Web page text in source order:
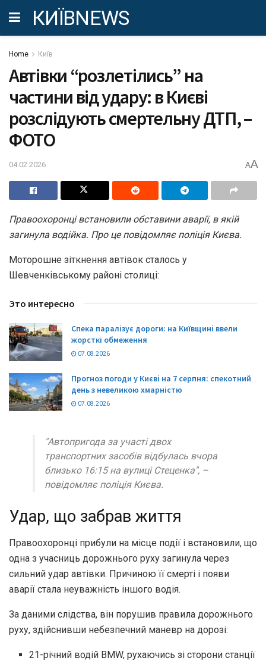
КИЇВNEWS
Home Київ
Автівки “розлетілись” на
частини від удару: в Києві
розслідують смертельну ДТП, –
ФОТО
04.02.2026 AA
Правоохоронці встановили обставини аварії, в якій
загинула водійка. Про це повідомляє поліція Києва.
Моторошне зіткнення автівок сталось у
Шевченківському районі столиці:
Это интересно
Спека паралізує дороги: на Київщині ввели
жорсткі обмеження
07.08.2026
Прогноз погоди у Києві на 7 серпня: спекотний
день з невеликою хмарністю
07.08.2026
"Автопригода за участі двох
транспортних засобів відбулась вчора
близько 16:15 на вулиці Стеценка", –
повідомляє поліція Києва.
Удар, що забрав життя
Правоохоронці прибули на місце події і встановили, що
одна з учасниць дорожнього руху загинула через
сильний удар автівки. Причиною її смерті і появи
аварії стала неуважність іншого водія.
За даними слідства, він порушив правила дорожнього
руху, здійснивши небезпечний маневр на дорозі:
21-річний водій BMW, рухаючись зі сторони станції